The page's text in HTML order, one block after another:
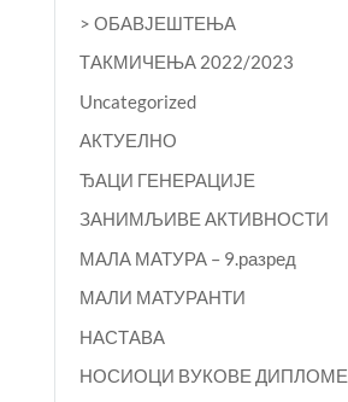
> ОБАВЈЕШТЕЊА
TАКМИЧЕЊА 2022/2023
Uncategorized
АКТУЕЛНО
ЂАЦИ ГЕНЕРАЦИЈЕ
ЗАНИМЉИВЕ АКТИВНОСТИ
МАЛА МАТУРА – 9.разред
МАЛИ МАТУРАНТИ
НАСТАВА
НОСИОЦИ ВУКОВЕ ДИПЛОМЕ